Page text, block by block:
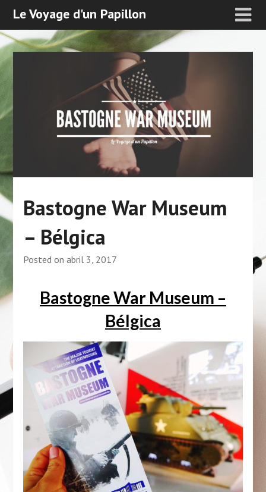
Le Voyage d'un Papillon
Bastogne War Museum
– Bélgica
Posted on abril 3, 2017
Bastogne War Museum –
Bélgica